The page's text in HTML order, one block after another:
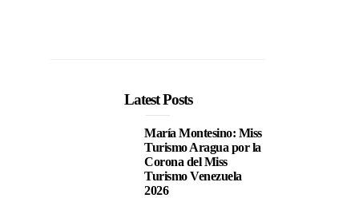
Latest Posts
María Montesino: Miss
Turismo Aragua por la
Corona del Miss
Turismo Venezuela
2026